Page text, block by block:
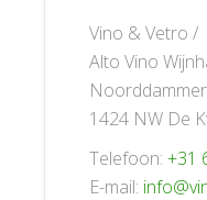
Vino & Vetro /
Alto Vino
1424 NW De
Telefoon: +31
E-mail: